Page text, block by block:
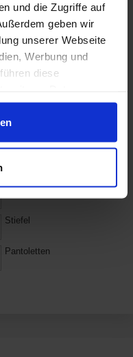
und die Zugriffe auf
geben wir
unserer Webseite
Werbung und
diese
hast oder die sie
gesammelt
Kategorien:
High Heels
Sneakers
Stiefel
Pantoletten